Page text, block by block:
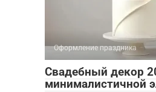
Оформление праздника
Свадебный декор
минималистичной